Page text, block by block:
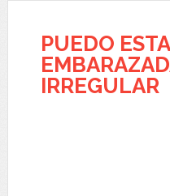
PUEDO
IRREGULAR